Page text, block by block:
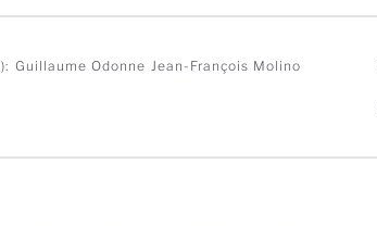
Guillaume Odonne Jean-François Molino